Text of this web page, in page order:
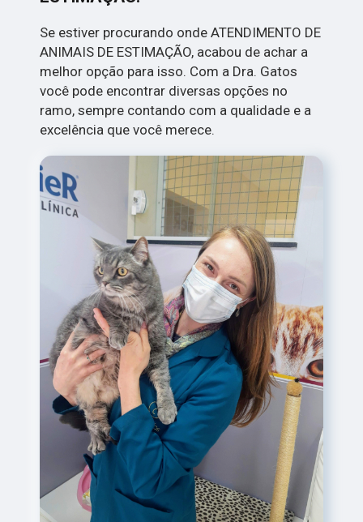
Se estiver procurando onde ATENDIMENTO DE
ANIMAIS DE ESTIMAÇÃO, acabou de achar a
melhor opção para isso. Com a Dra. Gatos
você pode encontrar diversas opções no
ramo, sempre contando com a qualidade e a
excelência que você merece.